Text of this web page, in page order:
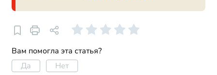
Вам помогла эта статья?
Да
Нет